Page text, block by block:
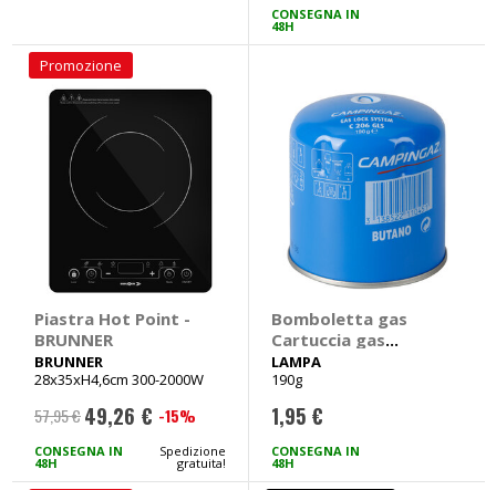
CONSEGNA IN
48H
Promozione
Piastra Hot Point -
BRUNNER
BRUNNER
28x35xH4,6cm 300-2000W
57,95 € Prezzo
speciale
49,26 € -15%
CONSEGNA IN
48H
Spedizione
gratuita!
Bomboletta gas
Cartuccia gas
butano - LAMPA
LAMPA
190g
1,95 €
CONSEGNA IN
48H